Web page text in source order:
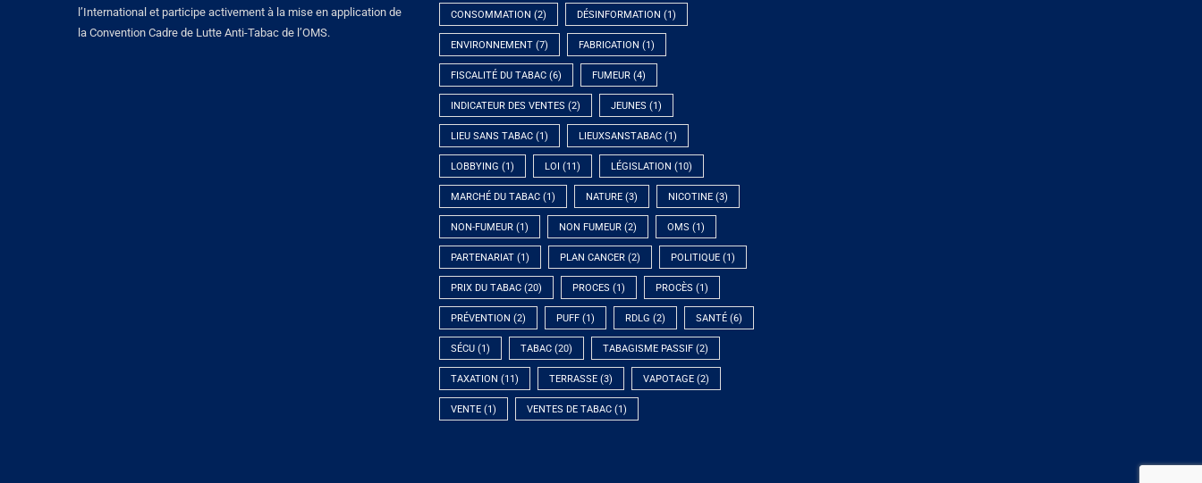
l’International et participe activement à la mise en application de
la Convention Cadre de Lutte Anti-Tabac de l’OMS.
CONSOMMATION (2) DÉSINFORMATION (1)
ENVIRONNEMENT(7) FABRICATION (1)
FISCALITÉ DU TABAC(6) FUMEUR(4)
INDICATEUR DES VENTES (2) JEUNES (1)
LIEU SANS TABAC(1) LIEUXSANSTABAC(1)
LOBBYING (1) LOI (11) LÉGISLATION (10)
MARCHÉ DU TABAC(1) NATURE(3) NICOTINE(3)
NON-FUMEUR(1) NON FUMEUR(2) OMS (1)
PARTENARIAT(1) PLAN CANCER(2) POLITIQUE(1)
PRIX DU TABAC(20) PROCES (1) PROCÈS (1)
PRÉVENTION (2) PUFF(1) RDLG (2) SANTÉ(6)
SÉCU(1) TABAC(20) TABAGISME PASSIF(2)
TAXATION (11) TERRASSE(3) VAPOTAGE(2)
VENTE(1) VENTES DE TABAC(1)